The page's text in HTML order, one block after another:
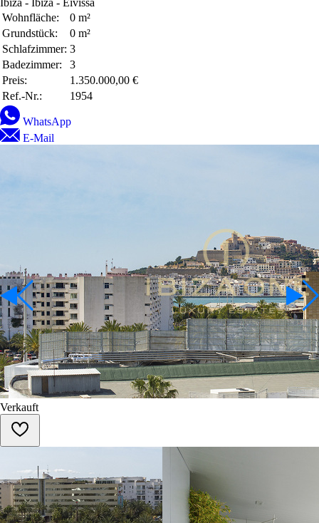
Ibiza - Ibiza - Eivissa
Wohnfläche:
0 m²
Grundstück:
0 m²
Schlafzimmer: 3
Badezimmer:
3
Preis:
1.350.000,00 €
Ref.-Nr.:
1954
WhatsApp
E-Mail
Verkauft